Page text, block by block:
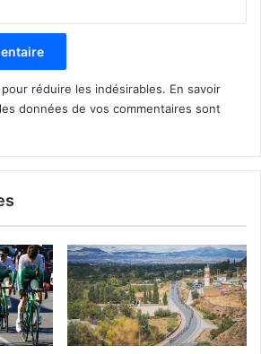
réduire les indésirables. En savoir
données de vos commentaires sont